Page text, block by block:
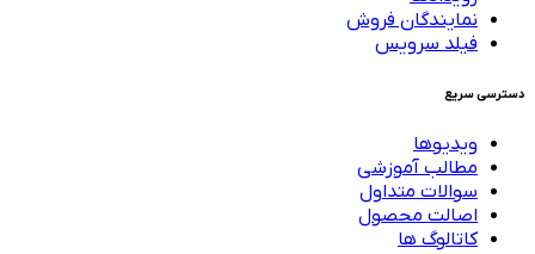
نمایندگان فروش
فیلد سرویس
دسترسی سریع
ویدیوها
مطالب آموزشی
سوالات متداول
اصالت محصول
کاتالوگ ها